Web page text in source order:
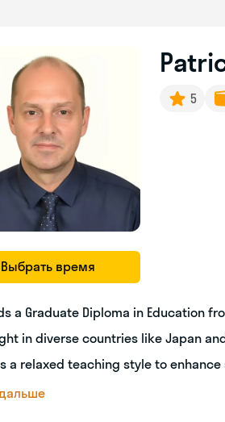
Выбрать время
5
a Graduate Diploma in Education
in diverse countries like Japan
a relaxed teaching style to